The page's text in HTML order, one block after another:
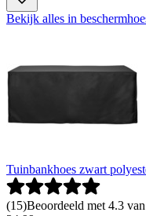
Bekijk alles in
Tuinbankhoes zwart
(15)Beoordeeld met 4.3